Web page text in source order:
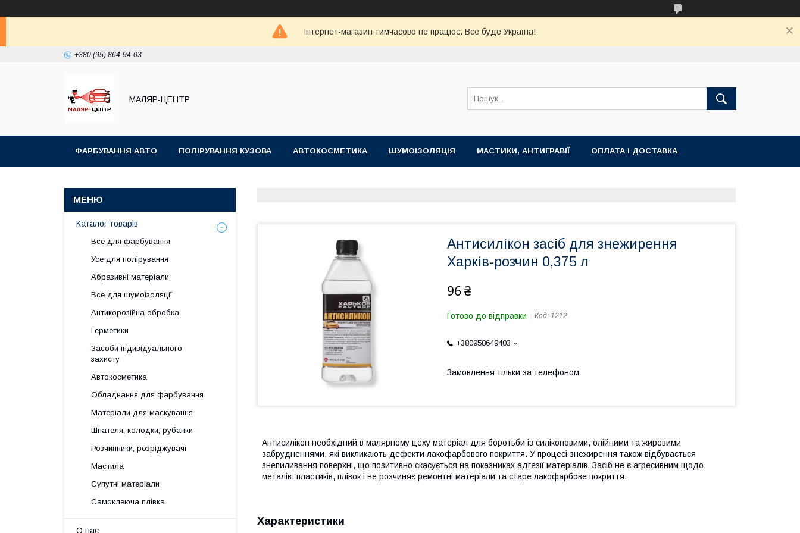
Інтернет-магазин тимчасово не працює. Все буде Україна!
+380 (95) 864-94-03
МАЛЯР-ЦЕНТР
ФАРБУВАННЯ АВТО ПОЛІРУВАННЯ КУЗОВА АВТОКОСМЕТИКА ШУМОІЗОЛЯЦІЯ МАСТИКИ, АНТИГРАВІЇ ОПЛАТА І ДОСТАВКА
Антисилікон засіб для знежирення
Харків-розчин 0,375 л
96 ₴
Готово до відправки Код: 1212
+380958649403
Замовлення тільки за телефоном
Антисилікон необхідний в малярному цеху матеріал для боротьби із силіконовими, олійними та жировими
забрудненнями, які викликають дефекти лакофарбового покриття. У процесі знежирення також відбувається
знепиливання поверхні, що позитивно скасується на показниках адгезії матеріалів. Засіб не є агресивним щодо
металів, пластиків, плівок і не розчиняє ремонтні матеріали та старе лакофарбове покриття.
Характеристики
Каталог товарів
Все для фарбування
Усе для полірування
Абразивні матеріали
Все для шумоізоляції
Антикорозійна обробка
Герметики
Засоби індивідуального
захисту
Автокосметика
Обладнання для фарбування
Матеріали для маскування
Шпателя, колодки, рубанки
Розчинники, розріджувачі
Мастила
Супутні матеріали
Самоклеюча плівка
О нас